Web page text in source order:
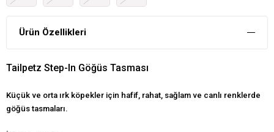
Ürün Özellikleri
Tailpetz Step-In Göğüs Tasması
Küçük ve orta ırk köpekler için hafif, rahat, sağlam ve canlı renklerde
göğüs tasmaları.